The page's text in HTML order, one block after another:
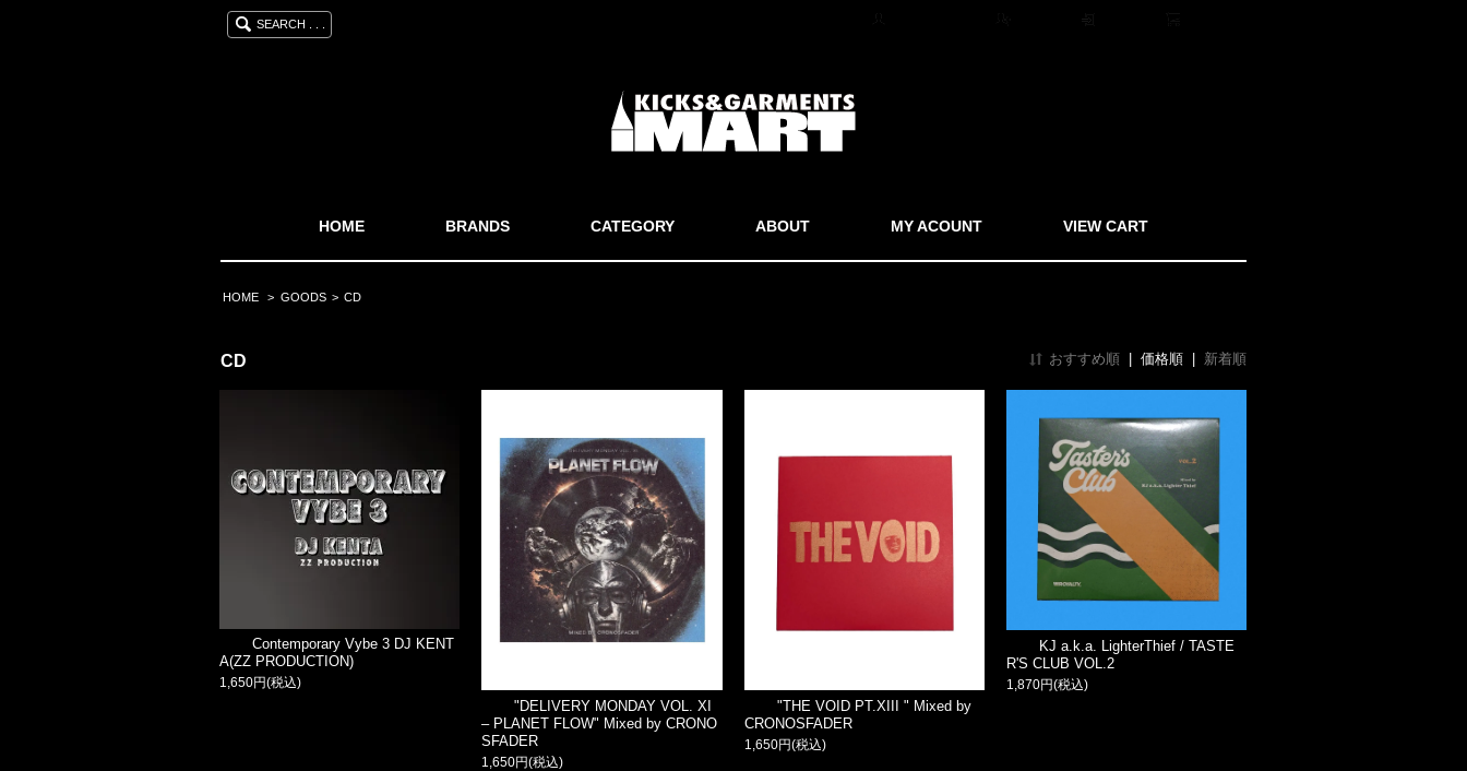
SEARCH . . .
HOME BRANDS CATEGORY ABOUT MY ACOUNT VIEW CART
HOME > GOODS > CD
CD おすすめ順 価格順 新着順
Contemporary Vybe 3 DJ KENT
A(ZZ PRODUCTION)
1,650円(税込)
"DELIVERY MONDAY VOL. XI
– PLANET FLOW" Mixed by CRONO
SFADER
1,650円(税込)
"THE VOID PT.XIII " Mixed by
CRONOSFADER
1,650円(税込)
KJ a.k.a. LighterThief / TASTE
R'S CLUB VOL.2
1,870円(税込)